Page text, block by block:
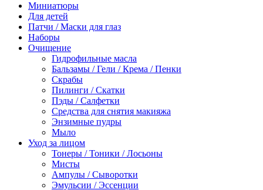
Миниатюры
Для детей
Патчи / Маски для глаз
Наборы
Очищение
Гидрофильные масла
Бальзамы / Гели / Крема / Пенки
Скрабы
Пилинги / Скатки
Пэды / Салфетки
Средства для снятия макияжа
Энзимные пудры
Мыло
Уход за лицом
Тонеры / Тоники / Лосьоны
Мисты
Ампулы / Сыворотки
Эмульсии / Эссенции